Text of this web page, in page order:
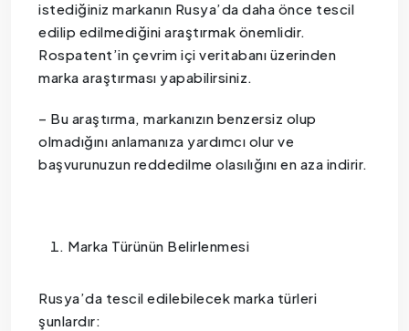
istediğiniz markanın Rusya’da daha önce tescil
edilip edilmediğini araştırmak önemlidir.
Rospatent’in çevrim içi veritabanı üzerinden
marka araştırması yapabilirsiniz.
– Bu araştırma, markanızın benzersiz olup
olmadığını anlamanıza yardımcı olur ve
başvurunuzun reddedilme olasılığını en aza indirir.
Marka Türünün Belirlenmesi
Rusya’da tescil edilebilecek marka türleri
şunlardır: